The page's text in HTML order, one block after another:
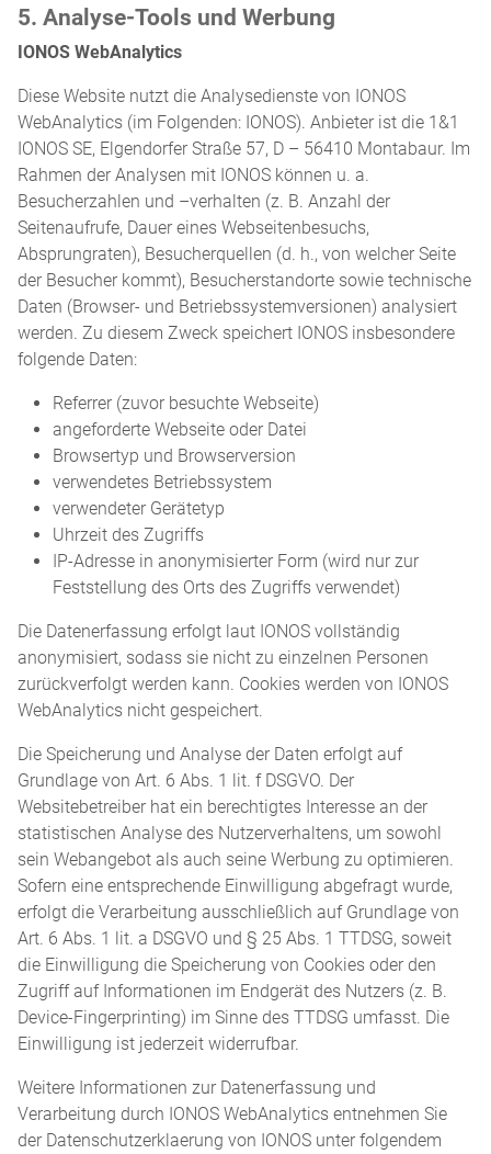
5. Analyse-Tools und Werbung
IONOS WebAnalytics
Diese Website nutzt die Analysedienste von IONOS
WebAnalytics (im Folgenden: IONOS). Anbieter ist die 1&1
IONOS SE, Elgendorfer Straße 57, D – 56410 Montabaur. Im
Rahmen der Analysen mit IONOS können u. a.
Besucherzahlen und –verhalten (z. B. Anzahl der
Seitenaufrufe, Dauer eines Webseitenbesuchs,
Absprungraten), Besucherquellen (d. h., von welcher Seite
der Besucher kommt), Besucherstandorte sowie technische
Daten (Browser- und Betriebssystemversionen) analysiert
werden. Zu diesem Zweck speichert IONOS insbesondere
folgende Daten:
Referrer (zuvor besuchte Webseite)
angeforderte Webseite oder Datei
Browsertyp und Browserversion
verwendetes Betriebssystem
verwendeter Gerätetyp
Uhrzeit des Zugriffs
IP-Adresse in anonymisierter Form (wird nur zur
Feststellung des Orts des Zugriffs verwendet)
Die Datenerfassung erfolgt laut IONOS vollständig
anonymisiert, sodass sie nicht zu einzelnen Personen
zurückverfolgt werden kann. Cookies werden von IONOS
WebAnalytics nicht gespeichert.
Die Speicherung und Analyse der Daten erfolgt auf
Grundlage von Art. 6 Abs. 1 lit. f DSGVO. Der
Websitebetreiber hat ein berechtigtes Interesse an der
statistischen Analyse des Nutzerverhaltens, um sowohl
sein Webangebot als auch seine Werbung zu optimieren.
Sofern eine entsprechende Einwilligung abgefragt wurde,
erfolgt die Verarbeitung ausschließlich auf Grundlage von
Art. 6 Abs. 1 lit. a DSGVO und § 25 Abs. 1 TTDSG, soweit
die Einwilligung die Speicherung von Cookies oder den
Zugriff auf Informationen im Endgerät des Nutzers (z. B.
Device-Fingerprinting) im Sinne des TTDSG umfasst. Die
Einwilligung ist jederzeit widerrufbar.
Weitere Informationen zur Datenerfassung und
Verarbeitung durch IONOS WebAnalytics entnehmen Sie
der Datenschutzerklaerung von IONOS unter folgendem